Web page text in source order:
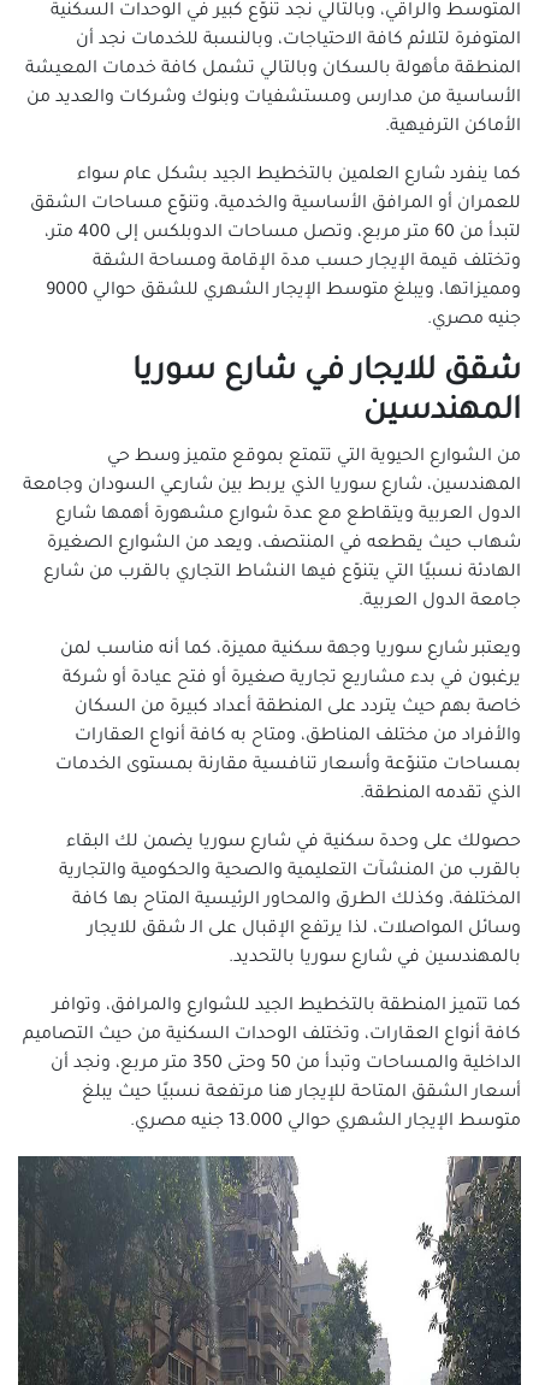
المتوسط والراقي، وبالتالي نجد تنوّع كبير في الوحدات السكنية
المتوفرة لتلائم كافة الاحتياجات، وبالنسبة للخدمات نجد أن
المنطقة مأهولة بالسكان وبالتالي تشمل كافة خدمات المعيشة
الأساسية من مدارس ومستشفيات وبنوك وشركات والعديد من
الأماكن الترفيهية.
كما ينفرد شارع العلمين بالتخطيط الجيد بشكل عام سواء
للعمران أو المرافق الأساسية والخدمية، وتنوّع مساحات الشقق
لتبدأ من 60 متر مربع، وتصل مساحات الدوبلكس إلى 400 متر،
وتختلف قيمة الإيجار حسب مدة الإقامة ومساحة الشقة
ومميزاتها، ويبلغ متوسط الإيجار الشهري للشقق حوالي 9000
جنيه مصري.
شقق للايجار في شارع سوريا
المهندسين
من الشوارع الحيوية التي تتمتع بموقع متميز وسط حي
المهندسين، شارع سوريا الذي يربط بين شارعي السودان وجامعة
الدول العربية ويتقاطع مع عدة شوارع مشهورة أهمها شارع
شهاب حيث يقطعه في المنتصف، ويعد من الشوارع الصغيرة
الهادئة نسبيًا التي يتنوّع فيها النشاط التجاري بالقرب من شارع
جامعة الدول العربية.
ويعتبر شارع سوريا وجهة سكنية مميزة، كما أنه مناسب لمن
يرغبون في بدء مشاريع تجارية صغيرة أو فتح عيادة أو شركة
خاصة بهم حيث يتردد على المنطقة أعداد كبيرة من السكان
والأفراد من مختلف المناطق، ومتاح به كافة أنواع العقارات
بمساحات متنوّعة وأسعار تنافسية مقارنة بمستوى الخدمات
الذي تقدمه المنطقة.
حصولك على وحدة سكنية في شارع سوريا يضمن لك البقاء
بالقرب من المنشآت التعليمية والصحية والحكومية والتجارية
المختلفة، وكذلك الطرق والمحاور الرئيسية المتاح بها كافة
وسائل المواصلات، لذا يرتفع الإقبال على الـ شقق للايجار
بالمهندسين في شارع سوريا بالتحديد.
كما تتميز المنطقة بالتخطيط الجيد للشوارع والمرافق، وتوافر
كافة أنواع العقارات، وتختلف الوحدات السكنية من حيث التصاميم
الداخلية والمساحات وتبدأ من 50 وحتى 350 متر مربع، ونجد أن
أسعار الشقق المتاحة للإيجار هنا مرتفعة نسبيًا حيث يبلغ
متوسط الإيجار الشهري حوالي 13.000 جنيه مصري.